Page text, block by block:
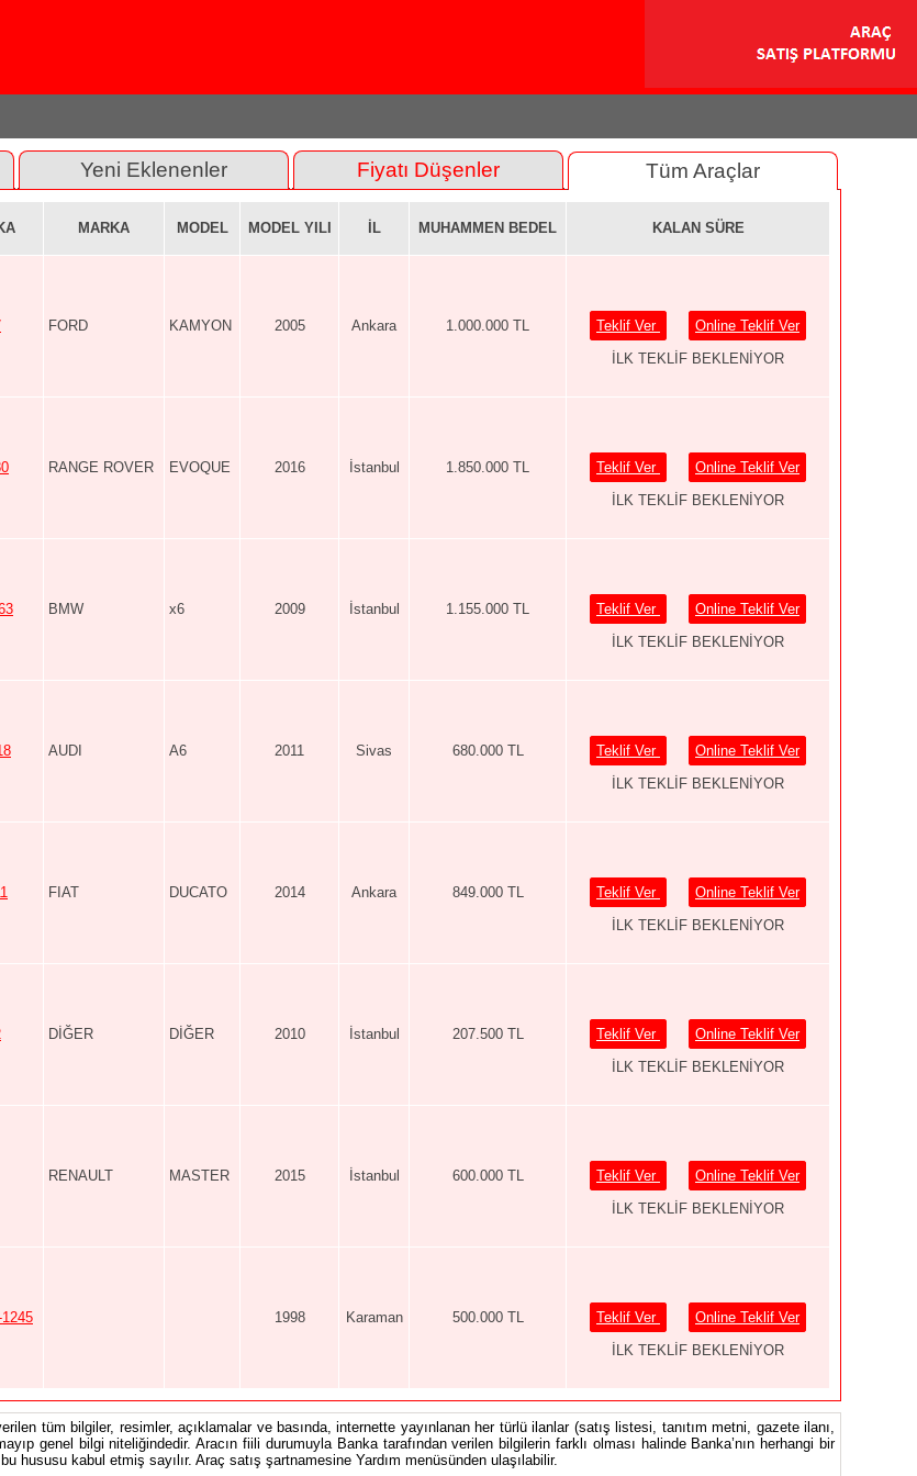
Yeni Eklenenler Fiyatı Düşenler Tüm Araçlar
MARKA MODEL MODEL YILI İL MUHAMMEN BEDEL KALAN SÜRE
FORD KAMYON 2005 Ankara 1.000.000 TL Teklif Ver
Online Teklif Ver
İLK TEKLİF BEKLENİYOR
RANGE ROVER EVOQUE 2016 İstanbul 1.850.000 TL Teklif Ver
Online Teklif Ver
İLK TEKLİF BEKLENİYOR
BMW x6 2009 İstanbul 1.155.000 TL Teklif Ver
Online Teklif Ver
İLK TEKLİF BEKLENİYOR
AUDI A6 2011 Sivas 680.000 TL Teklif Ver
Online Teklif Ver
İLK TEKLİF BEKLENİYOR
FIAT DUCATO 2014 Ankara 849.000 TL Teklif Ver
Online Teklif Ver
İLK TEKLİF BEKLENİYOR
DİĞER DİĞER 2010 İstanbul 207.500 TL Teklif Ver
Online Teklif Ver
İLK TEKLİF BEKLENİYOR
RENAULT MASTER 2015 İstanbul 600.000 TL Teklif Ver
Online Teklif Ver
İLK TEKLİF BEKLENİYOR
1998 Karaman 500.000 TL Teklif Ver
Online Teklif Ver
İLK TEKLİF BEKLENİYOR
tüm bilgiler, resimler, açıklamalar ve basında, internette yayınlanan her türlü ilanlar (satış listesi, tanıtım metni, gazete ilanı,
genel bilgi niteliğindedir. Aracın fiili durumuyla Banka tarafından verilen bilgilerin farklı olması halinde Banka’nın herhangi bir
hususu kabul etmiş sayılır. Araç satış şartnamesine Yardım menüsünden ulaşılabilir.